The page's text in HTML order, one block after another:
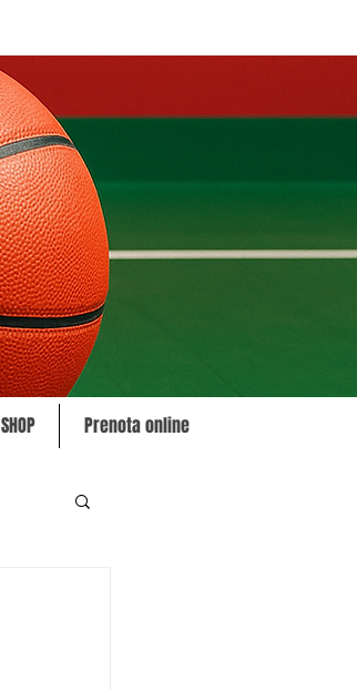
SHOP Prenota online